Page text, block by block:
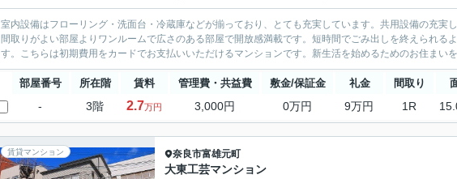
室内設備はフローリング・洗面台・冷蔵庫などが揃っており、とても充実しています。共用設備の充実
間取りがよい部屋よりワンルームで広さのある部屋で開放感満載です。短時間でごみ出しを終えられる
す。こちらは初期費用をカードでお支払いいただけるマンションです。新生活を始めるためのお住まい
部屋番号 所在階 賃料 管理費・共益費 敷金/保証金 礼金 間取り
- 3階 2.7万円 3,000円 0万円 9万円 1R
賃貸マンション 奈良市富雄元町
大東工芸マンション